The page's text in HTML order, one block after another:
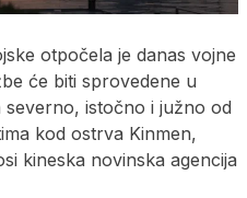
otpočela je danas vojne
će biti sprovedene u
istočno i južno od
kod ostrva Kinmen,
kineska novinska agencija